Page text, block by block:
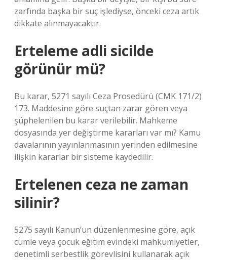
zarfında başka bir suç işlediyse, önceki ceza artık
dikkate alınmayacaktır.
Erteleme adli sicilde
görünür mü?
Bu karar, 5271 sayılı Ceza Prosedürü (CMK 171/2)
173. Maddesine göre suçtan zarar gören veya
şüphelenilen bu karar verilebilir. Mahkeme
dosyasında yer değiştirme kararları var mı? Kamu
davalarının yayınlanmasının yerinden edilmesine
ilişkin kararlar bir sisteme kaydedilir.
Ertelenen ceza ne zaman
silinir?
5275 sayılı Kanun’un düzenlenmesine göre, açık
cümle veya çocuk eğitim evindeki mahkumiyetler,
denetimli serbestlik görevlisini kullanarak açık